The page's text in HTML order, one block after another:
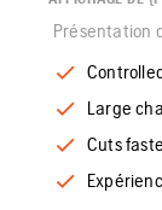
Présentation
Large
Cuts